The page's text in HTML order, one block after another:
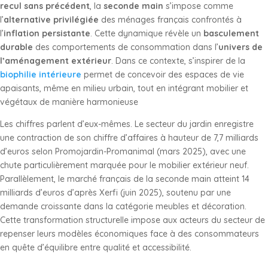
recul sans précédent, la seconde main s’impose comme
l’alternative privilégiée des ménages français confrontés à
l’inflation persistante. Cette dynamique révèle un basculement
durable des comportements de consommation dans l’univers de
l’aménagement extérieur. Dans ce contexte, s’inspirer de la
biophilie intérieure permet de concevoir des espaces de vie
apaisants, même en milieu urbain, tout en intégrant mobilier et
végétaux de manière harmonieuse
Les chiffres parlent d’eux-mêmes. Le secteur du jardin enregistre
une contraction de son chiffre d’affaires à hauteur de 7,7 milliards
d’euros selon Promojardin-Promanimal (mars 2025), avec une
chute particulièrement marquée pour le mobilier extérieur neuf.
Parallèlement, le marché français de la seconde main atteint 14
milliards d’euros d’après Xerfi (juin 2025), soutenu par une
demande croissante dans la catégorie meubles et décoration.
Cette transformation structurelle impose aux acteurs du secteur de
repenser leurs modèles économiques face à des consommateurs
en quête d’équilibre entre qualité et accessibilité.